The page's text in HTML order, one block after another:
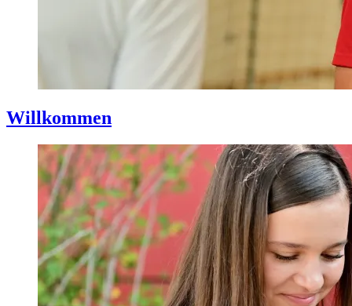
Willkommen
Gepostet
September
Von
Marian
Münch